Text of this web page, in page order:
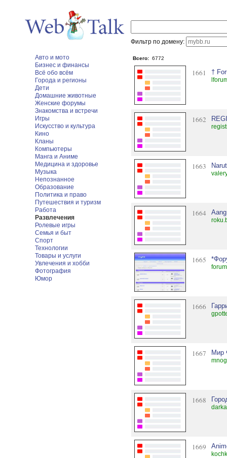
Фильтр по домену:
Авто и мото
Бизнес и финансы
Всё обо всём
Города и регионы
Дети
Домашние животные
Женские форумы
Знакомства и встречи
Игры
Искусство и культура
Кино
Кланы
Компьютеры
Манга и Аниме
Медицина и здоровье
Музыка
Непознанное
Образование
Политика и право
Путешествия и туризм
Работа
Развлечения
Ролевые игры
Семья и быт
Спорт
Технологии
Товары и услуги
Увлечения и хобби
Фотография
Юмор
Всего: 6772
1661 †
1662
1663
1664
1665
1666
1667 Мир
1668
1669